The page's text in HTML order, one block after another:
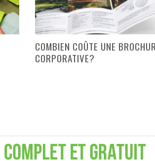
COMBIEN COÛTE UNE
CORPORATIVE?